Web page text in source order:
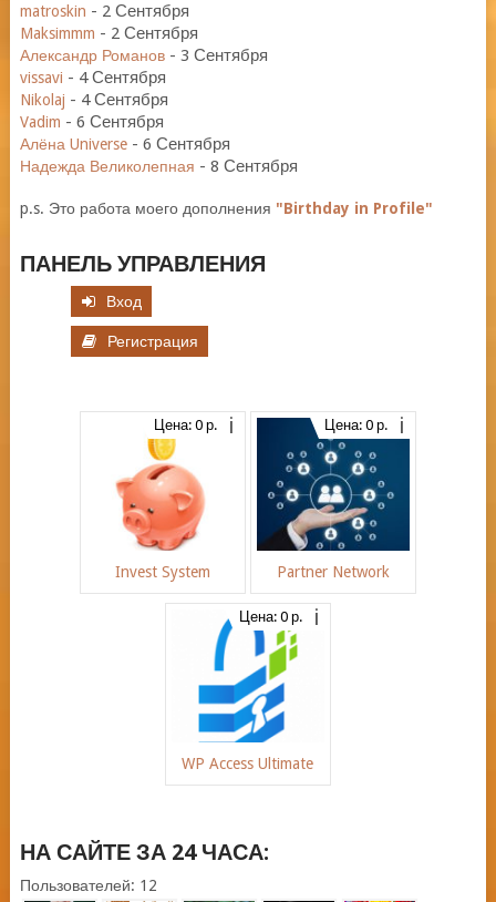
matroskin - 2 Сентября
Maksimmm - 2 Сентября
Александр Романов- 3 Сентября
vissavi - 4 Сентября
Nikolaj - 4 Сентября
Vadim - 6 Сентября
Алёна Universe- 6 Сентября
Надежда Великолепная - 8 Сентября
p.s. Это работа моего дополнения "Birthday in Profile"
ПАНЕЛЬ УПРАВЛЕНИЯ
Вход
Регистрация
Цена: 0 р.
Invest System
Цена: 0 р.
Partner Network
Цена: 0 р.
WP Access Ultimate
НА САЙТЕ ЗА 24 ЧАСА:
Пользователей: 12